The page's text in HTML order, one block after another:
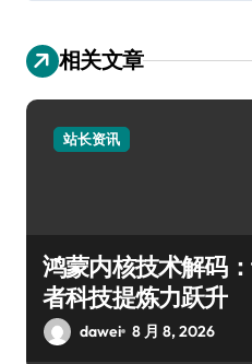
相关文章
站长资讯
鸿蒙内核技术解码
者科技提炼力跃升
dawei 8 月 8, 2026